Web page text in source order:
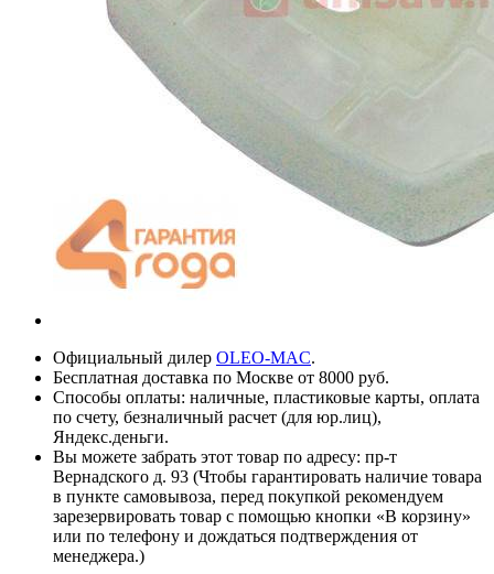
Официальный дилер OLEO-MAC.
Бесплатная доставка по Москве от 8000 руб.
Способы оплаты: наличные, пластиковые карты, оплата
по счету, безналичный расчет (для юр.лиц),
Яндекс.деньги.
Вы можете забрать этот товар по адресу: пр-т
Вернадского д. 93 (Чтобы гарантировать наличие товара
в пункте самовывоза, перед покупкой рекомендуем
зарезервировать товар с помощью кнопки «В корзину»
или по телефону и дождаться подтверждения от
менеджера.)